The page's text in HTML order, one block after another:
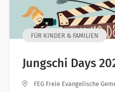
FÜR KINDER & FAMILIEN
Jungschi Days
FEG Freie Evangelische